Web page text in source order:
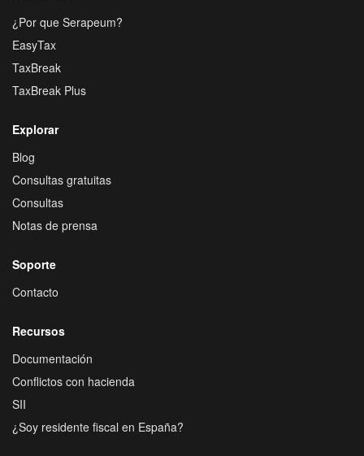
¿Por que Serapeum?
EasyTax
TaxBreak
TaxBreak Plus
Explorar
Blog
Consultas gratuitas
Consultas
Notas de prensa
Soporte
Contacto
Recursos
Documentación
Conflictos con hacienda
SII
¿Soy residente fiscal en España?